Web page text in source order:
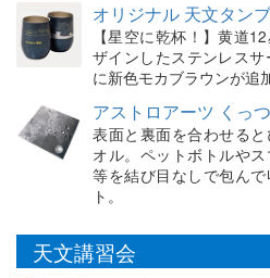
オリジナル 天文タン
【星空に乾杯！】黄道
ザインしたステンレス
に新色モカブラウンが追
アストロアーツ くっ
表面と裏面を合わせる
オル。ペットボトルや
等を結び目なしで包ん
ト。
天文講習会